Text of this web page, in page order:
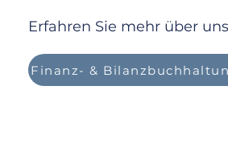
Erfahren Sie mehr über
Finanz- &